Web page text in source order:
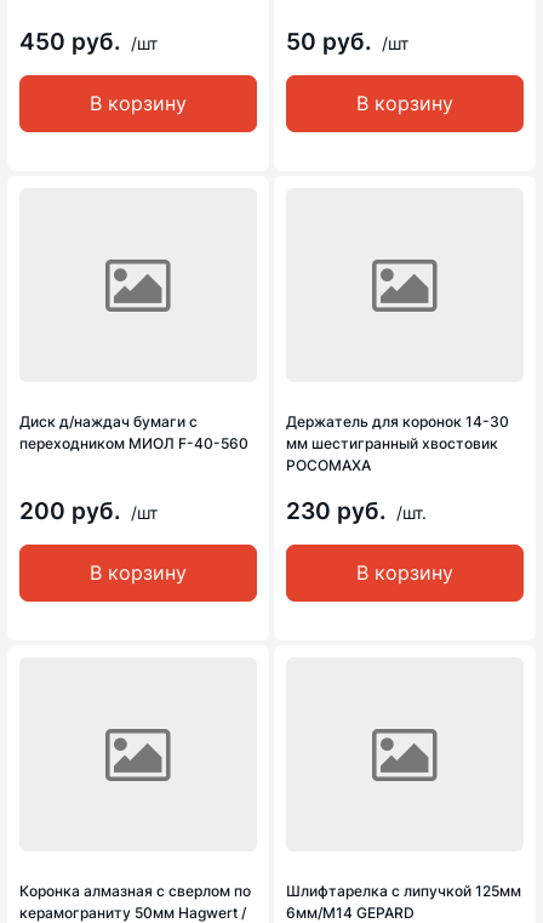
450 руб. /шт
В корзину
50 руб. /шт
В корзину
Диск д/наждач бумаги с
переходником МИОЛ F-40-560
200 руб. /шт
В корзину
Держатель для коронок 14-30
мм шестигранный хвостовик
РОСОМАХА
230 руб. /шт.
В корзину
Коронка алмазная с сверлом по
керамограниту 50мм Hagwert /
Шлифтарелка с липучкой 125мм
6мм/М14 GEPARD